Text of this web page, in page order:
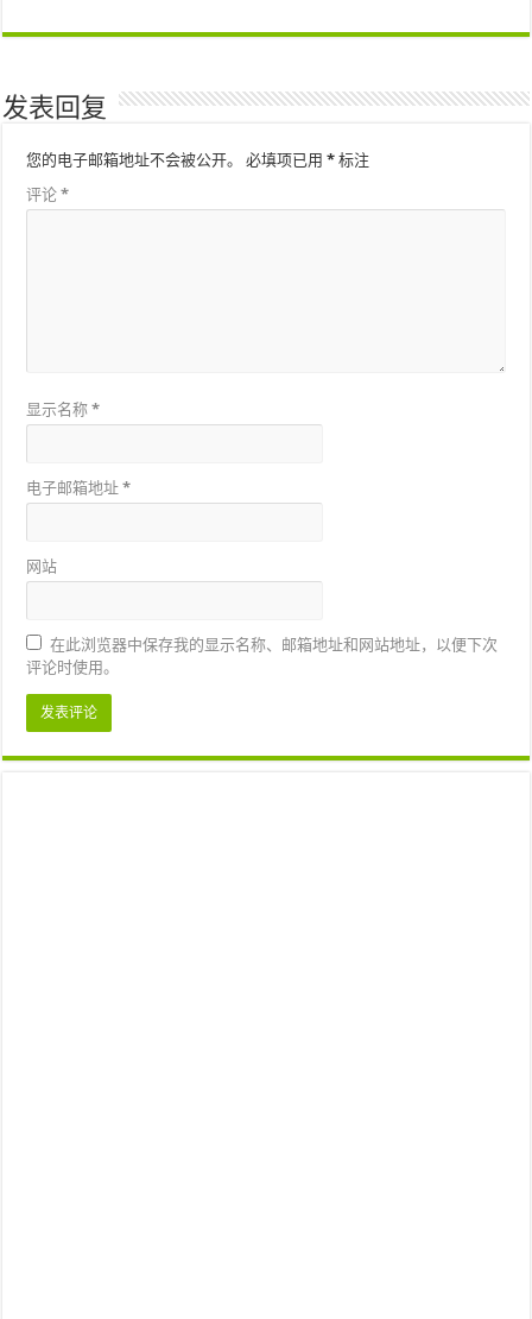
发表回复
您的电子邮箱地址不会被公开。 必填项已用* 标注
评论*
显示名称*
电子邮箱地址*
网站
在此浏览器中保存我的显示名称、邮箱地址和网站地址，以便下次
评论时使用。